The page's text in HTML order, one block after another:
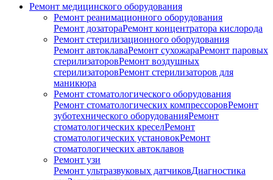
Ремонт медицинского оборудования
Ремонт реанимационного оборудования
Ремонт дозатораРемонт концентратора кислорода
Ремонт стерилизационного оборудования
Ремонт автоклаваРемонт сухожараРемонт паровых
стерилизаторовРемонт воздушных
стерилизаторовРемонт стерилизаторов для
маникюра
Ремонт стоматологического оборудования
Ремонт стоматологических компрессоровРемонт
зуботехнического оборудованияРемонт
стоматологических креселРемонт
стоматологических установокРемонт
стоматологических автоклавов
Ремонт узи
Ремонт ультразвуковых датчиковДиагностика